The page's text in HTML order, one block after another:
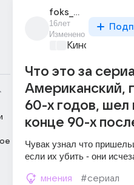
foks_malder_14
16лет
Изменено
Киномания
Что это за
Американский,
60-х годов, шел
конце 90-х
Чувак узнал что
если их убить - они
мнения #сериал